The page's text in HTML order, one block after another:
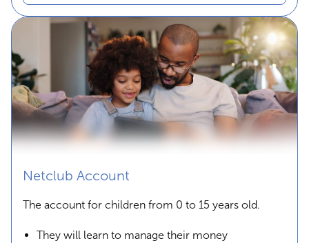
Netclub Account
The account for children from 0 to 15 years old.
They will learn to manage their money